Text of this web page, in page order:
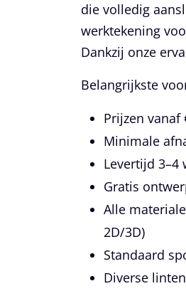
die volledig
werktekening
Dankzij onze
Belangrijkste
Prijzen vanaf
Minimale
Levertijd 3–4
Gratis
Alle
2D/3D)
Standaard
Diverse